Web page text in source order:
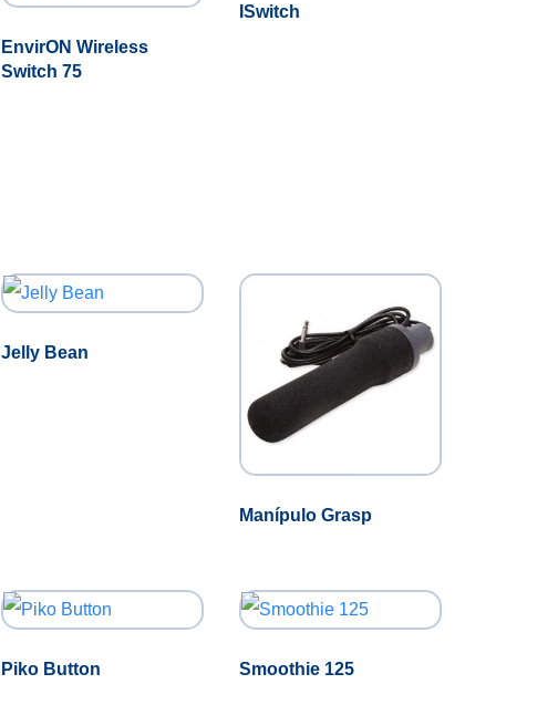
EnvirON Wireless
Switch 75
ISwitch
Jelly Bean
Manípulo Grasp
Piko Button Smoothie 125